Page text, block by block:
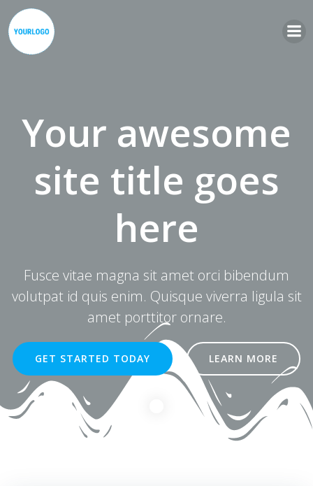
Your awesome
site title goes
here
Fusce vitae magna sit amet orci bibendum
volutpat id quis enim. Quisque viverra ligula sit
amet porttitor ornare.
GET STARTED TODAY LEARN MORE